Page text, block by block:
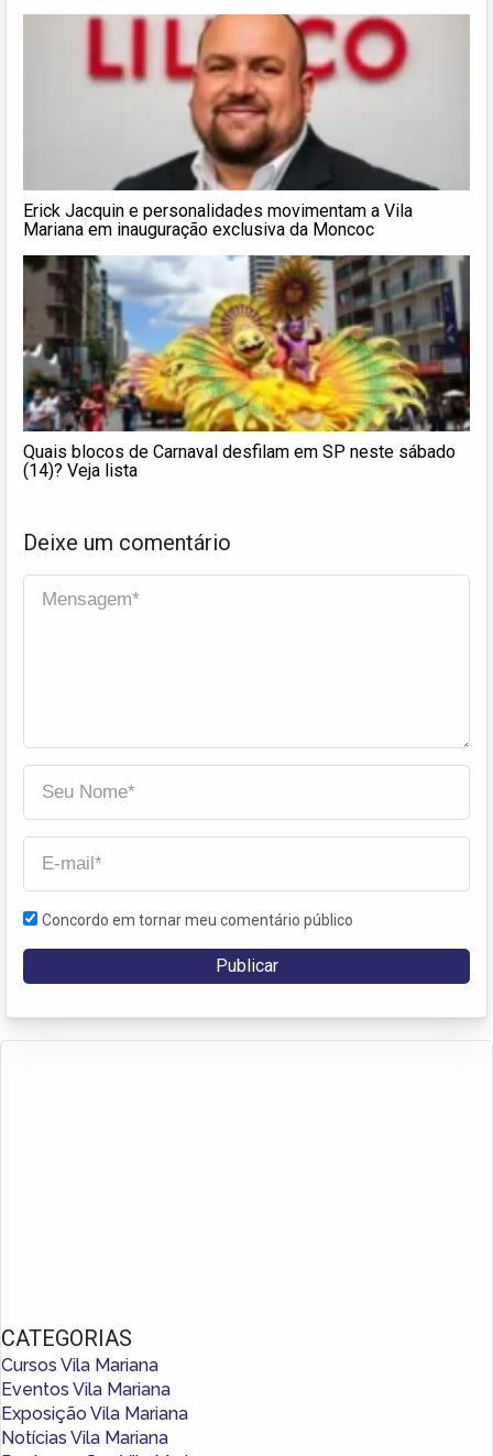
Erick Jacquin e personalidades movimentam a Vila
Mariana em inauguração exclusiva da Moncoc
Quais blocos de Carnaval desfilam em SP neste sábado
(14)? Veja lista
Deixe um comentário
Concordo em tornar meu comentário público
CATEGORIAS
Cursos Vila Mariana
Eventos Vila Mariana
Exposição Vila Mariana
Notícias Vila Mariana